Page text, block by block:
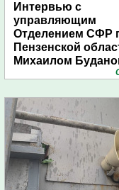
Интервью с
управляющим
Отделением СФР
Пензенской
Михаилом